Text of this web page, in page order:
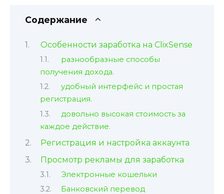
Содержание
Особенности заработка на ClixSense
разнообразные способы
получения дохода.
удобный интерфейс и простая
регистрация.
довольно высокая стоимость за
каждое действие.
Регистрация и настройка аккаунта
Просмотр рекламы для заработка
Электронные кошельки
Банковский перевод